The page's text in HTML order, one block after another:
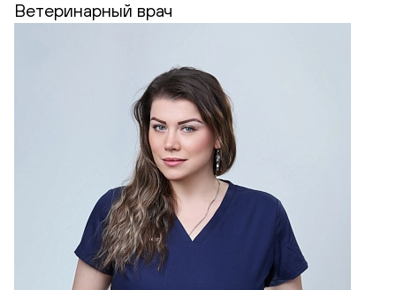
Ветеринарный врач